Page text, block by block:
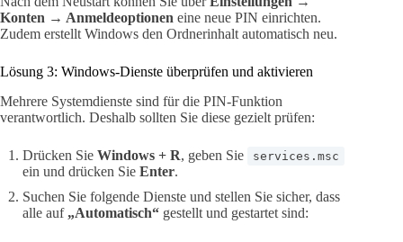
Konten → Anmeldeoptionen eine neue PIN einrichten.
Zudem erstellt Windows den Ordnerinhalt automatisch neu.
Lösung 3: Windows-Dienste überprüfen und aktivieren
Mehrere Systemdienste sind für die PIN-Funktion
verantwortlich. Deshalb sollten Sie diese gezielt prüfen:
Drücken Sie Windows + R, geben Sie services.msc
ein und drücken Sie Enter.
Suchen Sie folgende Dienste und stellen Sie sicher, dass
alle auf „Automatisch“ gestellt und gestartet sind: